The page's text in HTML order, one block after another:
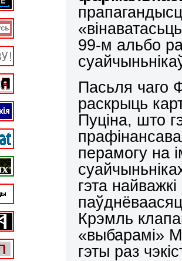
99-м альбо
Пасьля чаго
раскрыць
Пуціна, што
перамогу на
гэта
Крэмль
«выбарамі»
гэты раз